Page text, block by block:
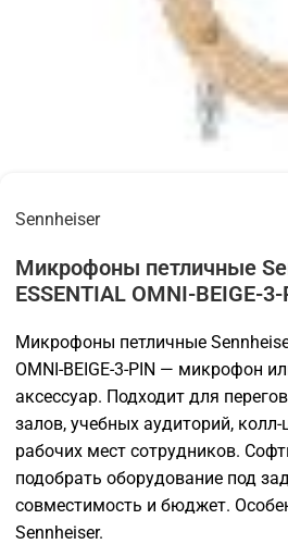
Sennheiser
Микрофоны петличные
ESSENTIAL OMNI-BEIGE-
Микрофоны петличные
OMNI-BEIGE-3-PIN — микрофон
аксессуар. Подходит для
залов, учебных аудиторий,
рабочих мест сотрудников.
подобрать оборудование под
совместимость и бюджет.
Sennheiser.